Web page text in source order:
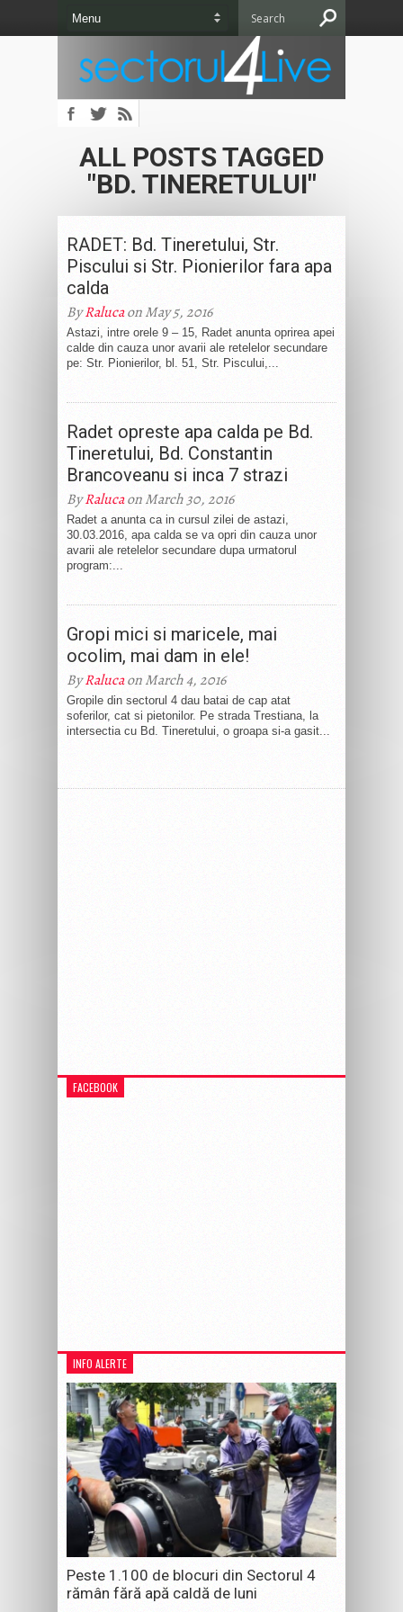
ALL POSTS TAGGED
"BD. TINERETULUI"
RADET: Bd. Tineretului, Str.
Piscului si Str. Pionierilor fara apa
calda
ByRalucaon May 5, 2016
Astazi, intre orele 9 – 15, Radet anunta oprirea apei
calde din cauza unor avarii ale retelelor secundare
pe: Str. Pionierilor, bl. 51, Str. Piscului,...
Radet opreste apa calda pe Bd.
Tineretului, Bd. Constantin
Brancoveanu si inca 7 strazi
ByRalucaon March 30, 2016
Radet a anunta ca in cursul zilei de astazi,
30.03.2016, apa calda se va opri din cauza unor
avarii ale retelelor secundare dupa urmatorul
program:...
Gropi mici si maricele, mai
ocolim, mai dam in ele!
ByRalucaon March 4, 2016
Gropile din sectorul 4 dau batai de cap atat
soferilor, cat si pietonilor. Pe strada Trestiana, la
intersectia cu Bd. Tineretului, o groapa si-a gasit...
FACEBOOK
INFO ALERTE
Peste 1.100 de blocuri din Sectorul 4
rămân fără apă caldă de luni